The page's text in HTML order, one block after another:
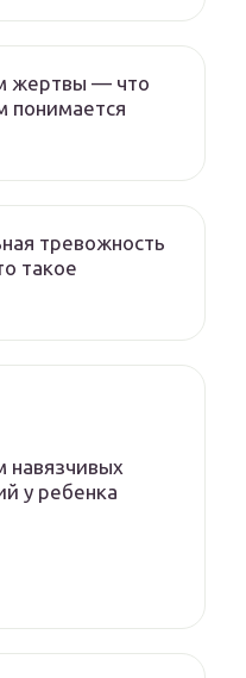
жертвы — что
понимается
тревожность
такое
навязчивых
у ребенка